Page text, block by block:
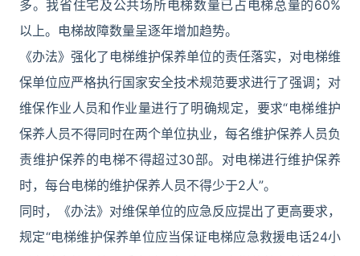
多。我省住宅及公共场所电梯数量已占电梯总量的60%
以上。电梯故障数量呈逐年增加趋势。
《办法》强化了电梯维护保养单位的责任落实，对电梯维
保单位应严格执行国家安全技术规范要求进行了强调；对
维保作业人员和作业量进行了明确规定，要求“电梯维护
保养人员不得同时在两个单位执业，每名维护保养人员负
责维护保养的电梯不得超过30部。对电梯进行维护保养
时，每台电梯的维护保养人员不得少于2人”。
同时，《办法》对维保单位的应急反应提出了更高要求，
规定“电梯维护保养单位应当保证电梯应急救援电话24小